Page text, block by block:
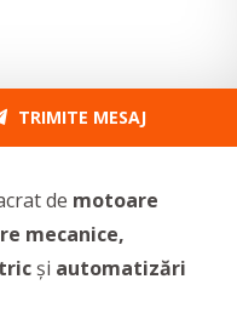
TRIMITE MESAJ
de motoare
mecanice,
și automatizări